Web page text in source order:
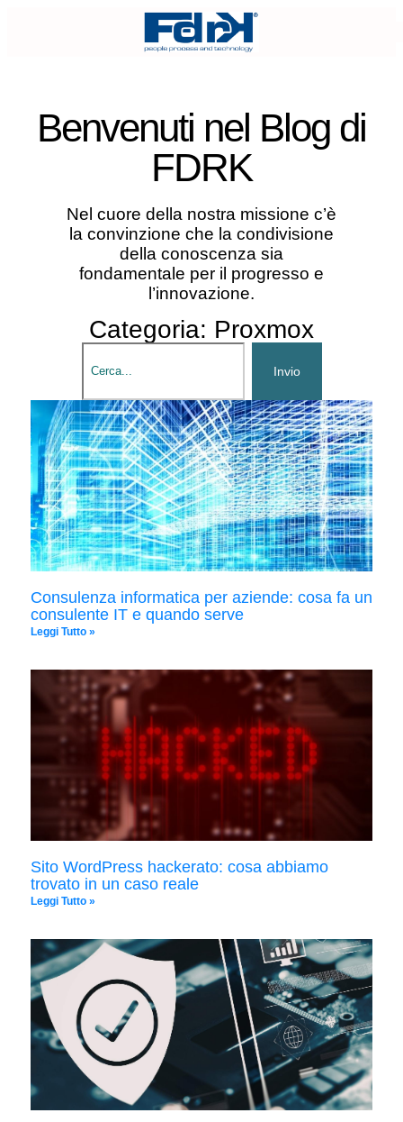
Benvenuti nel Blog di
FDRK
Nel cuore della nostra missione c’è
la convinzione che la condivisione
della conoscenza sia
fondamentale per il progresso e
l’innovazione.
Categoria: Proxmox
Invio
Consulenza informatica per aziende: cosa fa un
consulente IT e quando serve
Leggi Tutto »
Sito WordPress hackerato: cosa abbiamo
trovato in un caso reale
Leggi Tutto »